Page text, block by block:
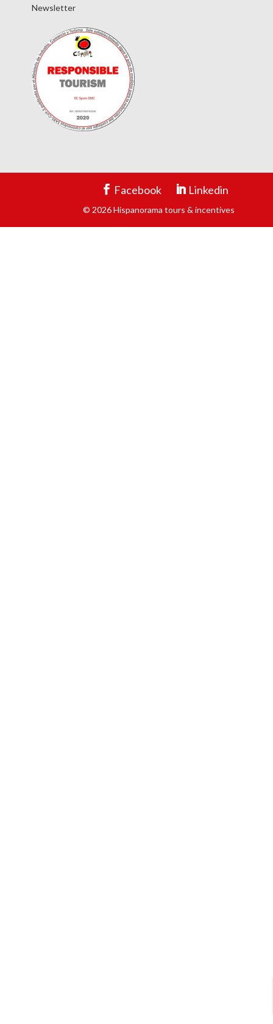
Newsletter
Facebook Linkedin
© 2026 Hispanorama tours & incentives